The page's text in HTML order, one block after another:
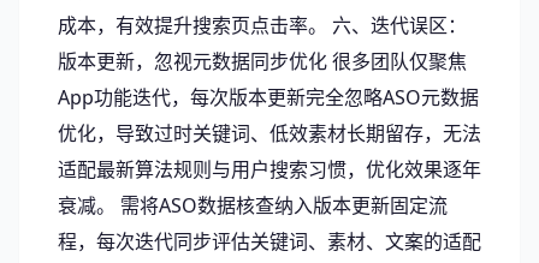
成本，有效提升搜索页点击率。 六、迭代误区：
版本更新，忽视元数据同步优化 很多团队仅聚焦
App功能迭代，每次版本更新完全忽略ASO元数据
优化，导致过时关键词、低效素材长期留存，无法
适配最新算法规则与用户搜索习惯，优化效果逐年
衰减。 需将ASO数据核查纳入版本更新固定流
程，每次迭代同步评估关键词、素材、文案的适配